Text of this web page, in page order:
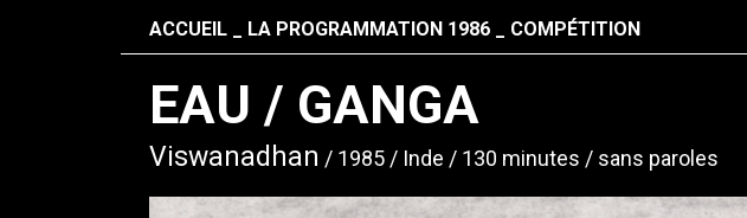
Fil d'ariane
ACCUEIL LA PROGRAMMATION 1986 COMPÉTITION
EAU / GANGA
Viswanadhan 1985 Inde 130 minutes sans paroles